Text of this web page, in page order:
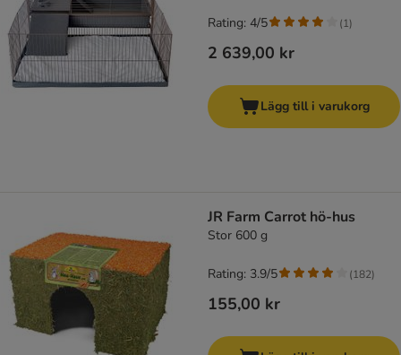
2 639,00 kr
Rating: 4/5 (1)
Lägg till i varukorg
JR Farm Carrot hö-hus
Stor 600 g
155,00 kr
Rating: 3.9/5 (182)